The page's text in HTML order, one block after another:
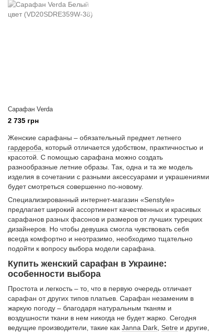
Сарафан Verda
2 735 грн
Женские сарафаны – обязательный предмет летнего
гардероба , который отличается удобством, практичностью и
красотой. С помощью сарафана можно создать
разнообразные летние образы. Так, одна и та же модель
изделия в сочетании с разными аксессуарами и украшениями
будет смотреться совершенно по-новому.
Специализированный интернет-магазин «Senstyle»
предлагает широкий ассортимент качественных и красивых
сарафанов разных фасонов и размеров от лучших турецких
дизайнеров. Но чтобы девушка смогла чувствовать себя
всегда комфортно и неотразимо, необходимо тщательно
подойти к вопросу выбора модели сарафана.
Купить женский сарафан в Украине:
особенности выбора
Простота и легкость – то, что в первую очередь отличает
сарафан от других типов платьев. Сарафан незаменим в
жаркую погоду – благодаря натуральным тканям и
воздушности ткани в нем никогда не будет жарко. Сегодня
ведущие производители, такие как Janna Dark Setre и другие,